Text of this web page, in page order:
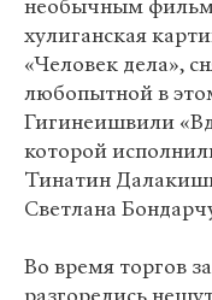
необычным
хулиганская
«Человек дела»,
любопытной в
Гигинеишвили
которой
Тинатин
Светлана
Во время торгов